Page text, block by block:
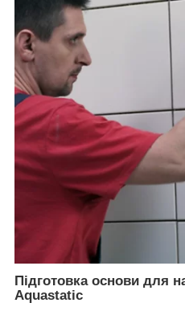
Підготовка основи для
Aquastatic